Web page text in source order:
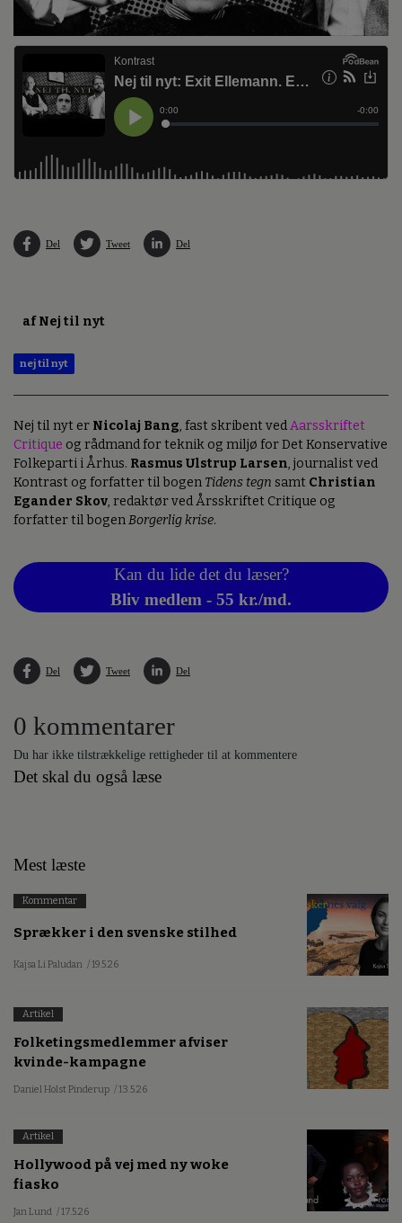
Del Tweet Del
af Nej til nyt
nej til nyt
Nej til nyt er Nicolaj Bang, fast skribent vedAarsskriftet
Critique og rådmand for teknik og miljø for Det Konservative
Folkeparti i Århus. Rasmus Ulstrup Larsen, journalist ved
Kontrast og forfatter til bogen Tidens tegn samt Christian
Egander Skov, redaktør ved Årsskriftet Critique og
forfatter til bogenBorgerlig krise.
Kan du lide det du læser?
Bliv medlem - 55 kr./md.
Del Tweet Del
0 kommentarer
Du har ikke tilstrækkelige rettigheder til at kommentere
Det skal du også læse
Mest læste
Kommentar
Sprækker i den svenske stilhed
Kajsa Li Paludan / 19.5.26
Artikel
Folketingsmedlemmer afviser
kvinde-kampagne
Daniel Holst Pinderup / 13.5.26
Artikel
Hollywood på vej med ny woke
fiasko
Jan Lund / 17.5.26